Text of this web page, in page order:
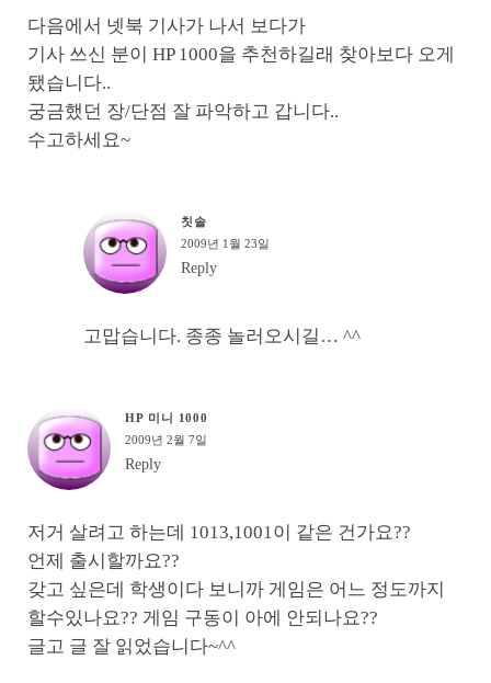
다음에서 넷북 기사가 나서 보다가
기사 쓰신 분이 HP 1000을 추천하길래 찾아보다 오게
됐습니다..
궁금했던 장/단점 잘 파악하고 갑니다..
수고하세요~
칫솔
2009년 1월 23일
Reply
고맙습니다. 종종 놀러오시길… ^^
HP 미니 1000
2009년 2월 7일
Reply
저거 살려고 하는데 1013,1001이 같은 건가요??
언제 출시할까요??
갖고 싶은데 학생이다 보니까 게임은 어느 정도까지
할수있나요?? 게임 구동이 아에 안되나요??
글고 글 잘 읽었습니다~^^